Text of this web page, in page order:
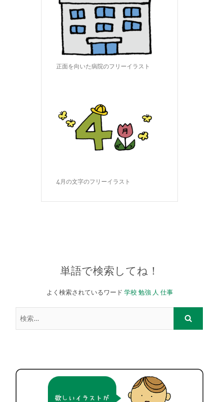
正面を向いた病院のフリーイラスト
4月の文字のフリーイラスト
単語で検索してね！
よく検索されているワード 学校 勉強 人 仕事